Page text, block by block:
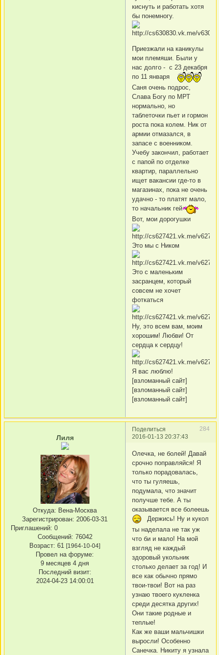
киснуть и работать хотя
бы понемногу.
Приезжали на каникулы
мои племяши. Были у
нас долго - с 23 декабря
по 11 января
Саня очень подрос,
Слава Богу по МРТ
нормально, но
таблеточки пьет и гормон
роста пока колем. Ник от
армии отмазался, в
запасе с военником.
Учебу закончил, работает
с папой по отделке
квартир, параллельно
ищет вакансии где-то в
магазинах, пока не очень
удачно - то платят мало,
то начальник гей
Вот, мои дорогушки
Это мы с Ником
Это с маленьким
засранцем, который
совсем не хочет
фоткаться
Ну, это всем вам, моим
хорошим! Любви! От
сердца к сердцу!
Я вас люблю!
[взломанный сайт]
[взломанный сайт]
[взломанный сайт]
Поделиться
284
2016-01-13 20:37:43
Лиля
Откуда: Вена-Москва
Зарегистрирован: 2006-03-31
Приглашений: 0
Сообщений: 76042
Возраст: 61 [1964-10-04]
Провел на форуме:
9 месяцев 4 дня
Последний визит:
2024-04-23 14:00:01
Олечка, не болей! Давай
срочно поправляйся! Я
только порадовалась,
что ты гуляешь,
подумала, что значит
получше тебе. А ты
оказывается все болеешь
Держись! Ну и кукол
ты наделала не так уж
что би и мало! На мой
взгляд не каждый
здоровый укольник
столько делает за год! И
все как обычно прямо
твои-твои! Вот на раз
узнаю твоего кукленка
среди десятка других!
Они такие родные и
теплые!
Как же ваши мальчишки
выросли! Особенно
Санечка. Никиту я узнала